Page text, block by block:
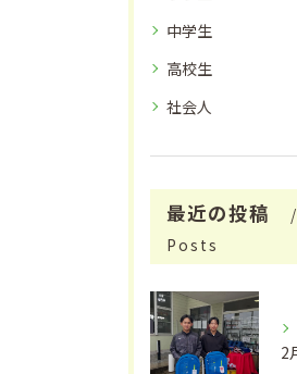
中学生
高校生
社会人
最近の投稿
Posts